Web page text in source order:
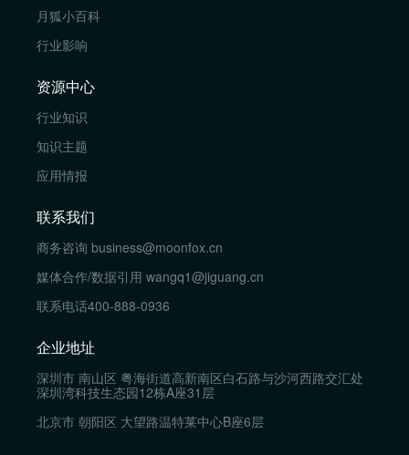
月狐小百科
行业影响
资源中心
行业知识
知识主题
应用情报
联系我们
商务咨询 business@moonfox.cn
媒体合作/数据引用 wangq1@jiguang.cn
联系电话400-888-0936
企业地址
深圳市 南山区 粤海街道高新南区白石路与沙河西路交汇处
深圳湾科技生态园12栋A座31层
北京市 朝阳区 大望路温特莱中心B座6层